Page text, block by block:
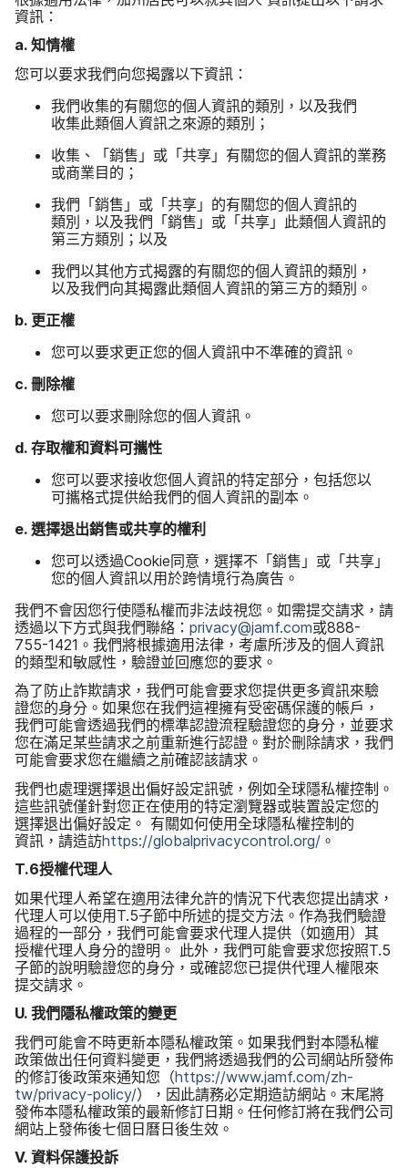
資訊：
a. 知情權
您​可以​要求​我們​向​您​揭露​以下​資訊：
我們​收集​的​有關​您​的​個人​資訊​的​類別，​以及​我們​
收集此​類​個​人​資訊​之​來源​的​類別​；
收集、​「銷售」​或​「共享」​有關您​的​個人​資訊​的​業務​
或​商業​目​的​；
我們​「銷售」​或​「共享」​的​有關​您​的​個人​資訊​的​
類別，​以及​我們​「銷售」​或​「共享」​此​類​個​人​資訊​的​
第三​方​類別​；​以及
我們​以​其他​方式​揭露​的​有關​您​的​個人​資訊​的​類別，​
以及​我們​向​其​揭露​此​類​個​人​資訊​的​第三方​的​類別。
b. 更​正權
您​可以​要求​更​正您​的​個人​資訊​中​不​準確​的​資訊。
c. 刪除權
您​可以​要求​刪除您​的​個人​資訊。
d. 存​取權​和​資料​可​攜性
您​可以​要求​接收​您​個​人​資訊​的​特定​部分，​包括​您以​
可攜格式​提供​給​我們​的​個人​資訊​的​副本。
e. 選擇​退出​銷售​或​共享​的​權利
您​可以​透過Cookie同意，​選擇​不​「銷售」​或​「共享」​
您​的​個人​資訊​以​用於​跨情​境行為​廣告。
我們​不會​因​您行​使​隱​私權​而​非法​歧​視您。​如​需​提交​請求，​請​
透過​以下​方式​與​我們​聯絡： privacy@jamf.com或888-
755-1421 。​我們​將​根據​適用​法律，​考慮​所​涉及​的​個人​資訊​
的​類型​和​敏感性，​驗證​並​回​應​您​的​要求。
為了​防止​詐​欺​請求，​我們​可能​會​要求​您​提供​更多​資訊​來​驗​
證您​的​身分。​如果​您​在​我們​這​裡​擁有​受​密碼​保護​的​帳戶，​
我們​可能​會​透過​我們​的​標準​認證​流程​驗​證您​的​身分，​並​要求​
您​在​滿足​某些​請求​之​前​重新​進行​認證。​對於​刪除​請求，​我們​
可能​會​要求​您​在​繼續​之​前確認​該​請求。
我們​也​處理​選擇​退出​偏好​設定​訊號，​例如​全球​隱私權​控制。
這些​訊號​僅​針對​您正在​使用​的​特定​瀏覽器​或​裝置​設定​您​的​
選擇​退出​偏好​設定。 有關​如何​使用​全球​隱私權​控制​的​
資訊，​請造訪https://globalprivacycontrol.org/ 。
T.6授權​代理​人
如果​代理​人​希望​在​適用​法律​允許​的​情況​下​代表​您​提出​請求，​
代理​人​可以​使用T.5子節​中​所述​的​提交​方法。​作為​我們​驗​證​
過程​的​一​部分，​我們​可能​會​要求​代理​人​提供​（如​適用​）其​
授權​代理​人​身分​的​證明。 此外，​我們​可能​會​要求​您按​照T.5
子節​的​說明​驗​證您​的​身分，​或確認您​已​提供​代理​人權​限來​
提交​請求。
U. 我們​隱私權​政策​的​變更
我們​可能​會​不時​更​新​本​隱​私權​政策。​如果​我們​對​本隱​私權​
政策​做出​任何​資料​變更，​我們​將​透過​我們​的​公司​網站​所​發佈​
的​修訂​後​政策​來​通知​您（https://www.jamf.com/zh-
tw/privacy-policy/），​因此​請務​必定​期造訪​網站。​末尾​將​
發佈​本​隱​私權​政策​的​最​新​修訂​日期。​任何​修訂​將​在​我們​公司​
網站​上​發佈​後​七​個​日​曆日​後​生效。
V. 資料​保護​投訴